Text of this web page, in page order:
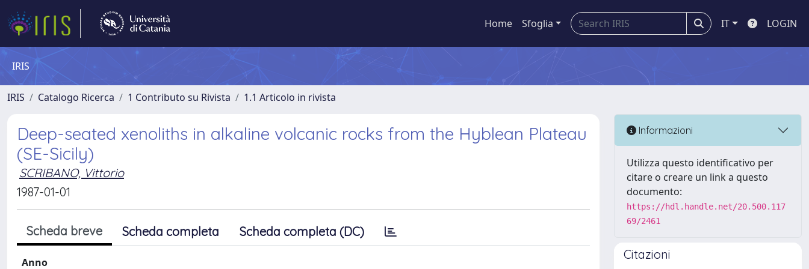
Home Sfoglia IT LOGIN
IRIS
IRIS Catalogo Ricerca 1 Contributo su Rivista 1.1 Articolo in rivista
Deep-seated xenoliths in alkaline volcanic rocks from the Hyblean Plateau
(SE-Sicily)
SCRIBANO, Vittorio
1987-01-01
Scheda breve Scheda completa Scheda completa (DC)
Anno
Informazioni
Utilizza questo identificativo per
citare o creare un link a questo
documento:
https://hdl.handle.net/20.500.117
69/2461
Citazioni